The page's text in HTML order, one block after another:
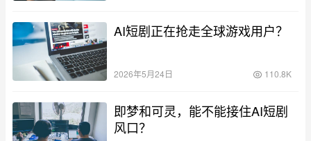
AI短剧正在抢走全球游戏用户？
2026年5月24日 110.8K
即梦和可灵，能不能接住AI短剧
风口？